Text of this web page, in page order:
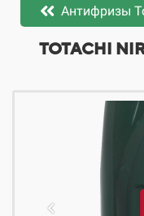
Антифризы
​​​​TOTACHI